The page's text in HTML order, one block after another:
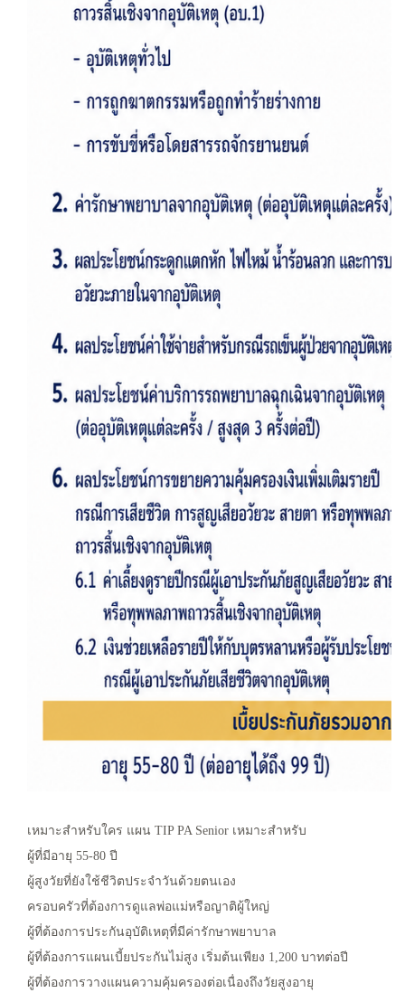
เหมาะสำหรับใคร แผน TIP PA Senior เหมาะสำหรับ
ผู้ที่มีอายุ 55-80 ปี
ผู้สูงวัยที่ยังใช้ชีวิตประจำวันด้วยตนเอง
ครอบครัวที่ต้องการดูแลพ่อแม่หรือญาติผู้ใหญ่
ผู้ที่ต้องการประกันอุบัติเหตุที่มีค่ารักษาพยาบาล
ผู้ที่ต้องการแผนเบี้ยประกันไม่สูง เริ่มต้นเพียง 1,200 บาทต่อปี
ผู้ที่ต้องการวางแผนความคุ้มครองต่อเนื่องถึงวัยสูงอายุ